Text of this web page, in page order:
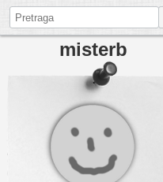
misterb